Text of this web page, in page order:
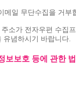
메일 무단수집을 거부
소가 전자우편 수집
유념하시기 바랍니다.
보보호 등에 관한